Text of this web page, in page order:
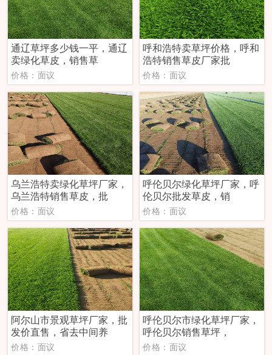
‌通辽草坪多少钱一平，通辽
卖绿化草皮，销售草
价格：面议
‌呼和浩特卖草坪价格，呼和
浩特销售草皮厂家批
价格：面议
乌兰浩特卖绿化草坪厂家，
乌兰浩特销售草皮，批
价格：面议
‌呼伦贝尔绿化草坪厂家，呼
伦贝尔批发草皮，销
价格：面议
阿尔山市景观草坪厂家，批
发价直售，省去中间养
价格：面议
‌呼伦贝尔市绿化草坪厂家，
呼伦贝尔销售草坪，
价格：面议